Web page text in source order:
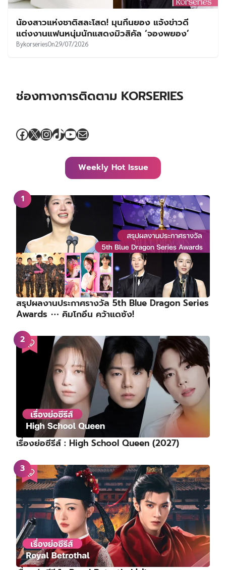
น้องสาวแห่งชาติสละโสด! มุนกึนยอง แจ้งข่าวดี
แต่งงานแฟนหนุ่มนักแสดงมิวสิคัล ‘จองพยอง’
BykorseriesOn29/07/2026
ช่องทางการติดตาม KORSERIES
Facebook
X Instagram
TikTok
YouTube
Mail
Weekly Hot Issue
สรุปผลงานประกาศรางวัล 5th Blue Dragon Series
Awards ⋯ คิมโกอึน คว้าแดซัง!
เรื่องย่อซีรีส์ : High School Queen (2027)